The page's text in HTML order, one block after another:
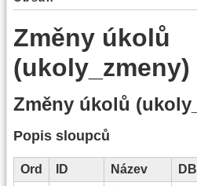
Změny úkolů
(ukoly_zmeny)
Změny úkolů
Popis sloupců
Ord ID Název